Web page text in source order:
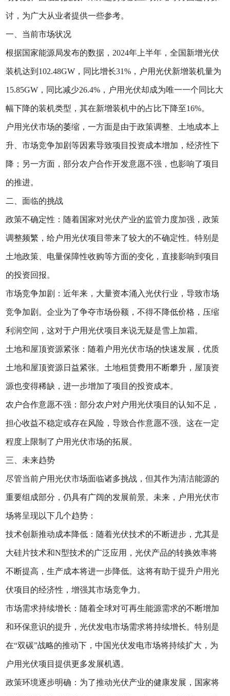
讨，为广大从业者提供一些参考。
一、当前市场状况
根据国家能源局发布的数据，2024年上半年，全国新增光伏
装机达到102.48GW，同比增长31%，户用光伏新增装机量为
15.85GW，同比减少26.4%，户用光伏却成为唯一一个同比大
幅下降的装机类型，其在新增装机中的占比下降至16%。
户用光伏市场的萎缩，一方面是由于政策调整、土地成本上
升、市场竞争加剧等因素导致项目投资成本增加，经济性下
降；另一方面，部分农户合作开发意愿不强，也影响了项目
的推进。
二、面临的挑战
政策不确定性：随着国家对光伏产业的监管力度加强，政策
调整频繁，给户用光伏项目带来了较大的不确定性。特别是
土地政策、电量保障性收购等方面的变化，直接影响到项目
的投资回报。
市场竞争加剧：近年来，大量资本涌入光伏行业，导致市场
竞争加剧。企业为了争夺市场份额，不得不降低价格，压缩
利润空间，这对于户用光伏项目来说无疑是雪上加霜。
土地和屋顶资源紧张：随着户用光伏市场的快速发展，优质
土地和屋顶资源日益紧张。土地租赁费用不断攀升，屋顶资
源也变得稀缺，进一步增加了项目的投资成本。
农户合作意愿不强：部分农户对户用光伏项目的认知不足，
担心收益不稳定或存在风险，导致合作意愿不强。这在一定
程度上限制了户用光伏市场的拓展。
三、未来趋势
尽管当前户用光伏市场面临诸多挑战，但其作为清洁能源的
重要组成部分，仍具有广阔的发展前景。未来，户用光伏市
场将呈现以下几个趋势：
技术创新推动成本降低：随着光伏技术的不断进步，尤其是
大硅片技术和N型技术的广泛应用，光伏产品的转换效率将
不断提高，生产成本将进一步降低。这将有助于提升户用光
伏项目的经济性，增强其市场竞争力。
市场需求持续增长：随着全球对可再生能源需求的不断增加
和环保意识的提升，光伏发电市场需求将持续增长。特别是
在“双碳”战略的推动下，中国光伏发电市场将持续扩大，为
户用光伏项目提供更多发展机遇。
政策环境逐步明确：为了推动光伏产业的健康发展，国家将